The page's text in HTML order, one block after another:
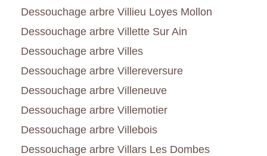
Dessouchage arbre Villieu Loyes Mollon
Dessouchage arbre Villette Sur Ain
Dessouchage arbre Villes
Dessouchage arbre Villereversure
Dessouchage arbre Villeneuve
Dessouchage arbre Villemotier
Dessouchage arbre Villebois
Dessouchage arbre Villars Les Dombes